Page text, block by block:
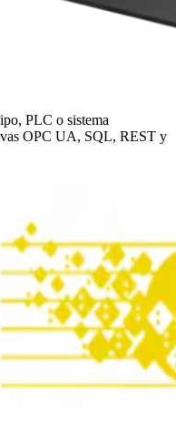
PLC o sistema
OPC UA, SQL, REST y